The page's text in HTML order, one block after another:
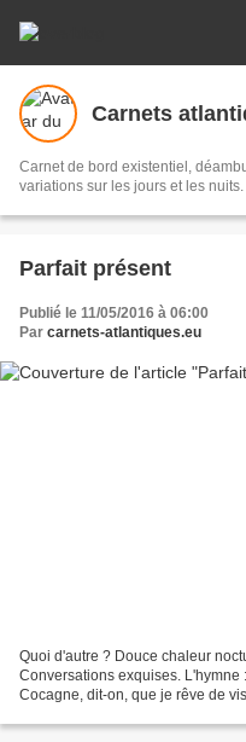
Carnets
Carnet de bord existentiel,
variations sur les jours et les nuits.
Parfait présent
Publié le 11/05/2016 à 06:00
Par carnets-atlantiques.eu
Quoi d'autre ? Douce chaleur
Conversations exquises. L'hymne
Cocagne, dit-on, que je rêve de